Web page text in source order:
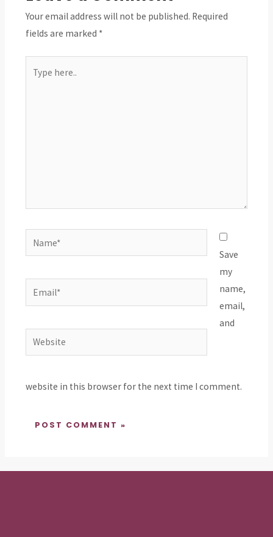
Your email address will not be published. Required
fields are marked *
here..
Name*
Email*
Website
Save
my
name,
email,
and
website in this browser for the next time I comment.